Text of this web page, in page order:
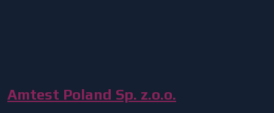
Amtest Poland Sp. z.o.o.